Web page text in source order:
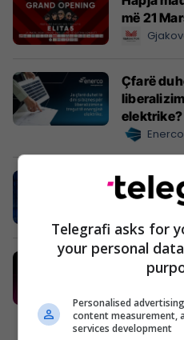
më 21
Çfarë
elektrike?
Enerco
Padel
kulturën
Telegrafi
juaj
në karrierë
Telegrafi asks for
your personal
Personalised
content measurement,
services development